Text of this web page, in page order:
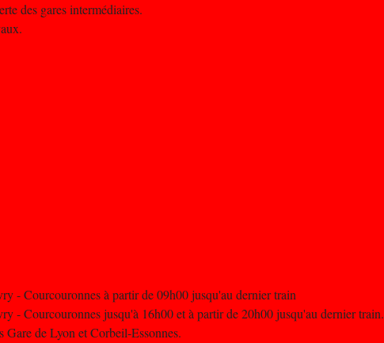
des gares intermédiaires.
- Courcouronnes à partir de 09h00 jusqu'au dernier train
- Courcouronnes jusqu'à 16h00 et à partir de 20h00 jusqu'au dernier train.
de Lyon et Corbeil-Essonnes.